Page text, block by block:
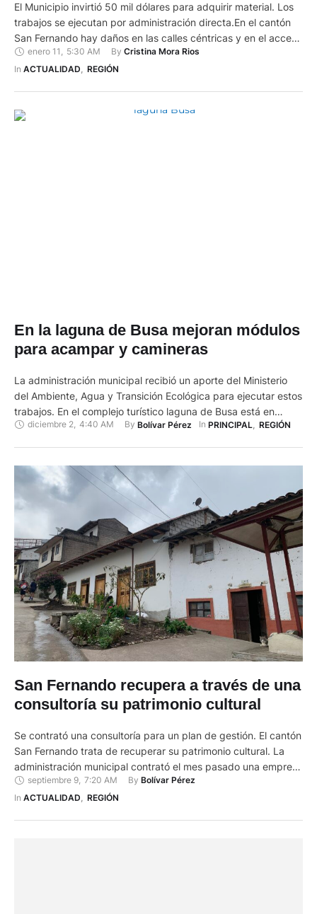
El Municipio invirtió 50 mil dólares para adquirir material. Los
trabajos se ejecutan por administración directa.En el cantón
San Fernando hay daños en las calles céntricas y en el acceso
a la laguna de Busa. La administración municipal ejecuta un
mantenimiento en los puntos más críticos para tratar de
enero 11 5:30 AM By Cristina Mora Rios
In ACTUALIDAD, REGIÓN
En la laguna de Busa mejoran módulos
para acampar y camineras
La administración municipal recibió un aporte del Ministerio
del Ambiente, Agua y Transición Ecológica para ejecutar estos
trabajos. En el complejo turístico laguna de Busa está en
marcha una segunda y última intervención prevista en este
diciembre 2, 4:40 AM By Bolívar Pérez In PRINCIPAL REGIÓN
San Fernando recupera a través de una
consultoría su patrimonio cultural
Se contrató una consultoría para un plan de gestión. El cantón
San Fernando trata de recuperar su patrimonio cultural. La
administración municipal contrató el mes pasado una empresa
consultora que trabaja en un diagnóstico para implementar un
plan de gestión y fortalecimiento. La consultora actualizará los
septiembre 9 7:20 AM By Bolívar Pérez
In ACTUALIDAD, REGIÓN